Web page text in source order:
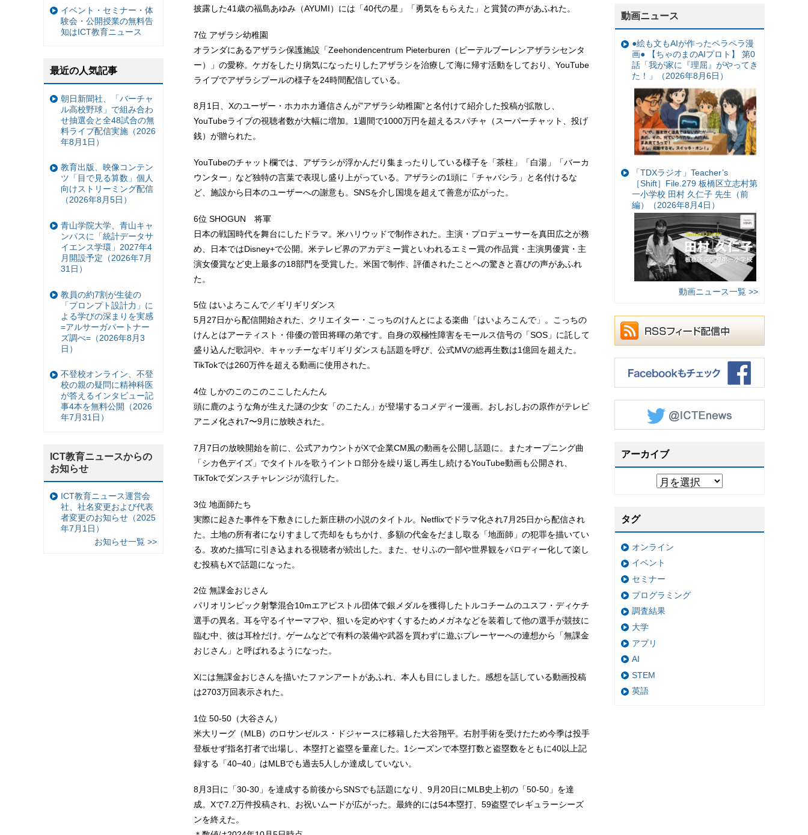
披露した41歳の福島あゆみ（AYUMI）には「40代の星」「勇気をもらえた」と賞賛の声があふれた。
7位 アザラシ幼稚園
オランダにあるアザラシ保護施設「Zeehondencentrum Pieterburen（ピーテルブーレンアザラシセンタ
ー）」の愛称。ケガをしたり病気になったりしたアザラシを治療して海に帰す活動をしており、YouTube
ライブでアザラシプールの様子を24時間配信している。
8月1日、Xのユーザー・ホカホカ通信さんが”アザラシ幼稚園”と名付けて紹介した投稿が拡散し、
YouTubeライブの視聴者数が大幅に増加。1週間で1000万円を超えるスパチャ（スーパーチャット、投げ
銭）が贈られた。
YouTubeのチャット欄では、アザラシが浮かんだり集まったりしている様子を「茶柱」「白湯」「バーカ
ウンター」など独特の言葉で表現し盛り上がっている。アザラシの1頭に「チャバシラ」と名付けるな
ど、施設から日本のユーザーへの謝意も。SNSを介し国境を超えて善意が広がった。
6位 SHOGUN 将軍
日本の戦国時代を舞台にしたドラマ。米ハリウッドで制作された。主演・プロデューサーを真田広之が務
め、日本ではDisney+で公開。米テレビ界のアカデミー賞といわれるエミー賞の作品賞・主演男優賞・主
演女優賞など史上最多の18部門を受賞した。米国で制作、評価されたことへの驚きと喜びの声があふれ
た。
5位 はいよろこんで／ギリギリダンス
5月27日から配信開始された、クリエイター・こっちのけんとによる楽曲「はいよろこんで」。こっちの
けんとはアーティスト・俳優の菅田将暉の弟です。自身の双極性障害をモールス信号の「SOS」に託して
盛り込んだ歌詞や、キャッチーなギリギリダンスも話題を呼び、公式MVの総再生数は1億回を超えた。
TikTokでは260万件を超える動画に使用された。
4位 しかのこのこのここしたんたん
頭に鹿のような角が生えた謎の少女「のこたん」が登場するコメディー漫画。おしおしおの原作がテレビ
アニメ化され7〜9月に放映された。
7月7日の放映開始を前に、公式アカウントがXで企業CM風の動画を公開し話題に。またオープニング曲
「シカ色デイズ」でタイトルを歌うイントロ部分を繰り返し再生し続けるYouTube動画も公開され、
TikTokでダンスチャレンジが流行した。
3位 地面師たち
実際に起きた事件を下敷きにした新庄耕の小説のタイトル。Netflixでドラマ化され7月25日から配信され
た。土地の所有者になりすまして売却をもちかけ、多額の代金をだまし取る「地面師」の犯罪を描いてい
る。攻めた描写に引き込まれる視聴者が続出した。また、せりふの一部や世界観をパロディー化して楽し
む投稿もXで話題になった。
2位 無課金おじさん
パリオリンピック射撃混合10mエアピストル団体で銀メダルを獲得したトルコチームのユスフ・ディケチ
選手の異名。耳を守るイヤーマフや、狙いを定めやすくするためメガネなどを装着して他の選手が競技に
臨む中、彼は耳栓だけ。ゲームなどで有料の装備や武器を買わずに遊ぶプレーヤーへの連想から「無課金
おじさん」と呼ばれるようになった。
Xには無課金おじさんを描いたファンアートがあふれ、本人も目にしました。感想を話している動画投稿
は2703万回表示された。
1位 50-50（大谷さん）
米大リーグ（MLB）のロサンゼルス・ドジャースに移籍した大谷翔平。右肘手術を受けたため今季は投手
登板せず指名打者で出場し、本塁打と盗塁を量産した。1シーズンで本塁打数と盗塁数をともに40以上記
録する「40−40」はMLBでも過去5人しか達成していない。
8月3日に「30-30」を達成する前後からSNSでも話題になり、9月20日にMLB史上初の「50-50」を達
成。Xで7.2万件投稿され、お祝いムードが広がった。最終的には54本塁打、59盗塁でレギュラーシーズ
ンを終えた。
動画ニュース
●絵も文もAIが作ったペラペラ漫
画● 【ちゃのまのAIプロト】 第0
話「我が家に『理屈』がやってき
た！」（2026年8月6日）
「TDXラジオ」Teacher’s
［Shift］File.279 板橋区立志村第
一小学校 田村 久仁子 先生（前
編）（2026年8月4日）
動画ニュース一覧 >>
アーカイブ
タグ
オンライン
イベント
セミナー
プログラミング
調査結果
大学
アプリ
AI
STEM
英語
イベント・セミナー・体
験会・公開授業の無料告
知はICT教育ニュース
最近の人気記事
朝日新聞社、「バーチャ
ル高校野球」で組み合わ
せ抽選会と全48試合の無
料ライブ配信実施（2026
年8月1日）
教育出版、映像コンテン
ツ「目で見る算数」個人
向けストリーミング配信
（2026年8月5日）
青山学院大学、青山キャ
ンパスに「統計データサ
イエンス学環」2027年4
月開設予定（2026年7月
31日）
教員の約7割が生徒の
「プロンプト設計力」に
よる学びの深まりを実感
=アルサーガパートナー
ズ調べ=（2026年8月3
日）
不登校オンライン、不登
校の親の疑問に精神科医
が答えるインタビュー記
事4本を無料公開（2026
年7月31日）
ICT教育ニュースからの
お知らせ
ICT教育ニュース運営会
社、社名変更および代表
者変更のお知らせ（2025
年7月1日）
お知らせ一覧 >>